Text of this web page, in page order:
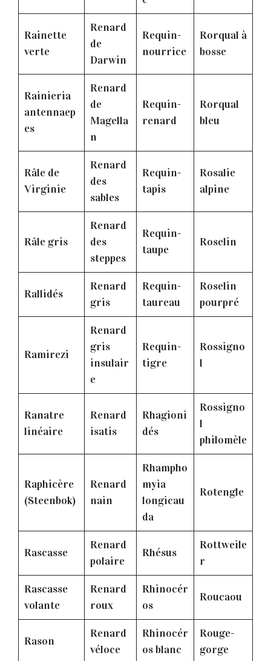
Rainette
verte
Renard
de
Darwin
Requin-
nourrice
Rorqual à
bosse
Rainieria
antennaep
es
Renard
de
Magella
n
Requin-
renard
Rorqual
bleu
Râle de
Virginie
Renard
des
sables
Requin-
tapis
Rosalie
alpine
Râle gris
Renard
des
steppes
Requin-
taupe
Roselin
Rallidés
Renard
gris
Requin-
taureau
Roselin
pourpré
Ramirezi
Renard
gris
insulair
e
Requin-
tigre
Rossigno
l
Ranatre
linéaire
Renard
isatis
Rhagioni
dés
Rossigno
l
philomèle
Raphicère
(Steenbok)
Renard
nain
Rhampho
myia
longicau
da
Rotengle
Rascasse
Renard
polaire
Rhésus
Rottweile
r
Rascasse
volante
Renard
roux
Rhinocér
os
Roucaou
Rason
Renard
véloce
Rhinocér
os blanc
Rouge-
gorge